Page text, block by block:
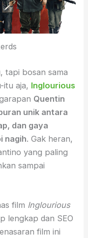
tapi bosan sama
itu aja, Inglourious
Quentin
unik antara
dan gaya
nagih. Gak heran,
yang paling
sampai
film Inglourious
lengkap dan SEO
film ini